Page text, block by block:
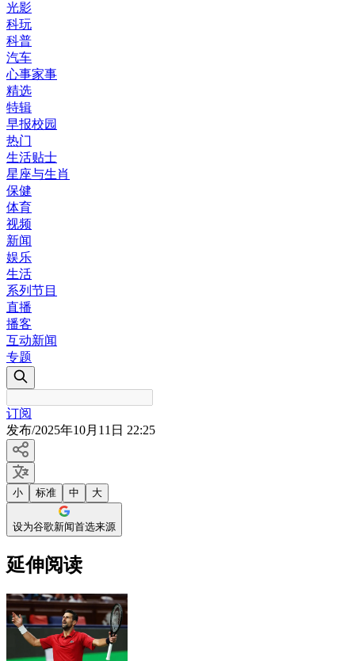
光影
科玩
科普
汽车
心事家事
精选
特辑
早报校园
热门
生活贴士
星座与生肖
保健
体育
视频
新闻
娱乐
生活
系列节目
直播
播客
互动新闻
专题
订阅
发布/2025年10月11日 22:25
小 标准 中 大
设为谷歌新闻首选来源
延伸阅读